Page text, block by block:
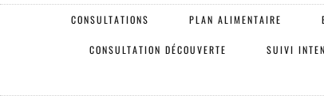
CONSULTATIONS PLAN ALIMENTAIRE
CONSULTATION DÉCOUVERTE SUIVI